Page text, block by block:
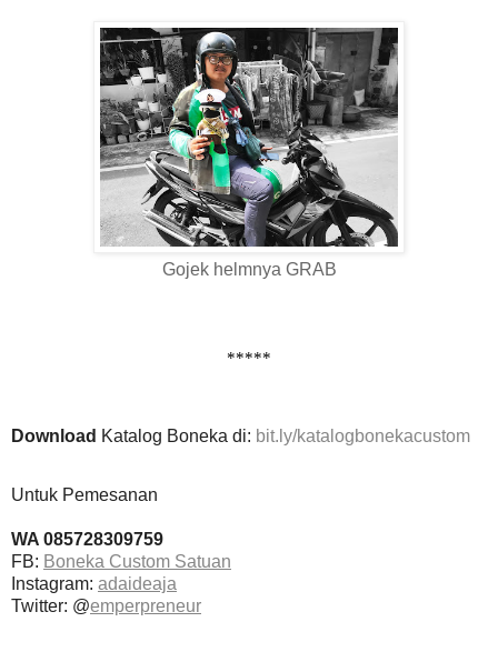
Gojek helmnya GRAB
*****
Download Katalog Boneka di: bit.ly/katalogbonekacustom
Untuk Pemesanan
WA 085728309759
FB: Boneka Custom Satuan
Instagram: adaideaja
Twitter: @emperpreneur